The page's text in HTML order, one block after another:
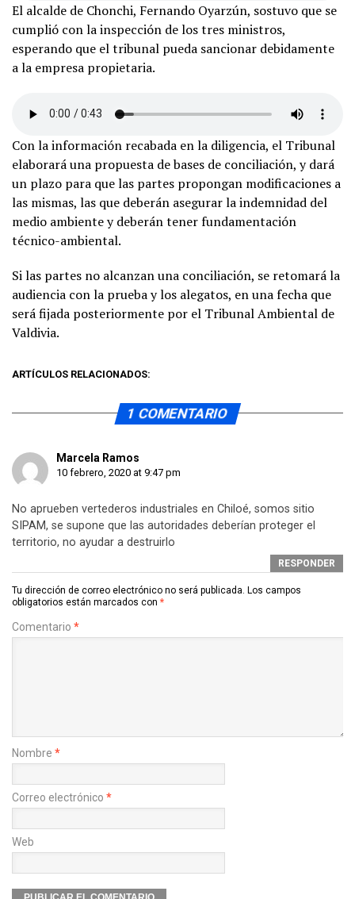
El alcalde de Chonchi, Fernando Oyarzún, sostuvo que se
cumplió con la inspección de los tres ministros,
esperando que el tribunal pueda sancionar debidamente
a la empresa propietaria.
Con la información recabada en la diligencia, el Tribunal
elaborará una propuesta de bases de conciliación, y dará
un plazo para que las partes propongan modificaciones a
las mismas, las que deberán asegurar la indemnidad del
medio ambiente y deberán tener fundamentación
técnico-ambiental.
Si las partes no alcanzan una conciliación, se retomará la
audiencia con la prueba y los alegatos, en una fecha que
será fijada posteriormente por el Tribunal Ambiental de
Valdivia.
ARTÍCULOS RELACIONADOS:
1 COMENTARIO
Marcela Ramos
10 febrero, 2020 at 9:47 pm
No aprueben vertederos industriales en Chiloé, somos sitio
SIPAM, se supone que las autoridades deberían proteger el
territorio, no ayudar a destruirlo
RESPONDER
Tu dirección de correo electrónico no será publicada. Los campos
obligatorios están marcados con *
Comentario *
Nombre *
Correo electrónico *
Web